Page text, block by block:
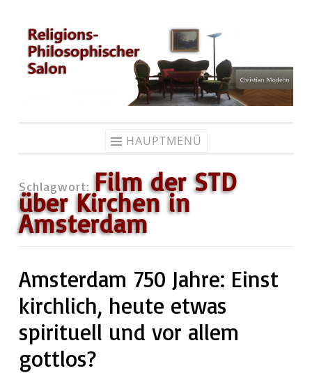
Zum
Inhalt
springen
HAUPTMENÜ
Schlagwort: Film der STD
über Kirchen in
Amsterdam
Amsterdam 750 Jahre: Einst
kirchlich, heute etwas
spirituell und vor allem
gottlos?